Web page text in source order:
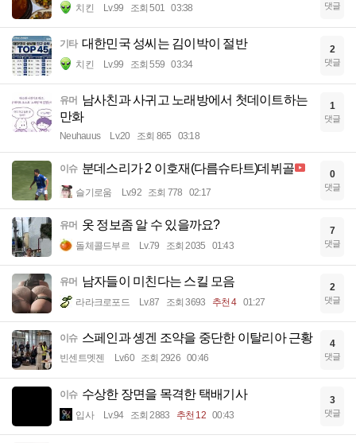
치킨 Lv.99 조회 501 03:38 댓글
기타 대한민국 성씨는 김이박이 절반
치킨 Lv.99 조회 559 03:34
2
댓글
유머 남사친과 사귀고 노래방에서 첫데이트하는
만화
Neuhauus Lv.20 조회 865 03:18
1
댓글
이슈 분데스리가 2 이호재(다름슈타트)데뷔골
슬기로움 Lv.92 조회 778 02:17
0
댓글
유머 옷 정보좀 알 수 있을까요?
돌체콜드부르 Lv.79 조회 2035 01:43
7
댓글
유머 남자들이 미친다는 스킬 모음
라라크로포드 Lv.87 조회 3693 추천 4 01:27
2
댓글
이슈 스페인과 솅겐 조약을 중단한 이탈리아 근황
빈센트멧젠 Lv.60 조회 2926 00:46
4
댓글
이슈 수상한 장면을 목격한 택배기사
입사 Lv.94 조회 2883 추천 12 00:43
3
댓글